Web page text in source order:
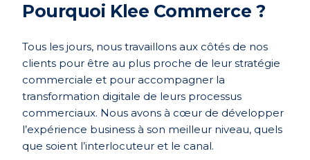
Pourquoi Klee Commerce ?
Tous les jours, nous travaillons aux côtés de nos
clients pour être au plus proche de leur stratégie
commerciale et pour accompagner la
transformation digitale de leurs processus
commerciaux. Nous avons à cœur de développer
l’expérience business à son meilleur niveau, quels
que soient l’interlocuteur et le canal.